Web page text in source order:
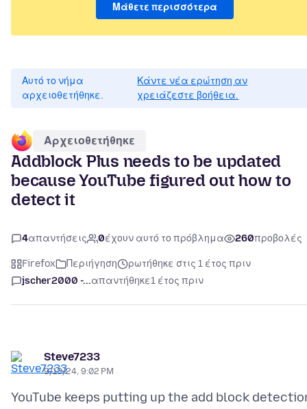
Μάθετε περισσότερα
Αυτό το νήμα
αρχειοθετήθηκε.
Κάντε νέα ερώτηση αν
χρειάζεστε βοήθεια.
Αρχειοθετήθηκε
Addblock Plus needs to be updated
because YouTube figured out how to
detect it
4απαντήσεις 0έχουν αυτό το πρόβλημα 260προβολές
Firefox Περιήγηση
ρωτήθηκε στις 1 έτος πριν
jscher2000 -...απαντήθηκε1 έτος πριν
Steve7233
9/13/24, 9:02 PM
YouTube keeps putting up the add block